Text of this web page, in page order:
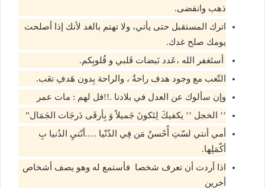
ذهب وانقضى.
اترك المستقبل حتى يأتي، ولا تهتم بالغد لأنك إذا أصلحت
يومك صلح غدك.
أستَغفر الله ،عَدد نَبضات قَلبي و قُلوبِكم.
التّعب مع وجود هدف راحةُ ، والراحة بِدون هَدفِ تعَب.
وإن سألوك عن العدل في بلادنا .!!قل لهم : مات عمر
’’ الخجل ’’ يكفيكَ لِتَكونَ جَميلاً وَ بِأرقَى دَرجَات الجَمَال”
أمي أنتي لسّتِ أًحًسنٌ مَن فِي الدُنّيا ….أنّتيِ الدُنيا بِ
أكّمَلِها.
اذا أردت أن تعرف شخصا فأستمع له وهو يصف أشخاص
أخرين